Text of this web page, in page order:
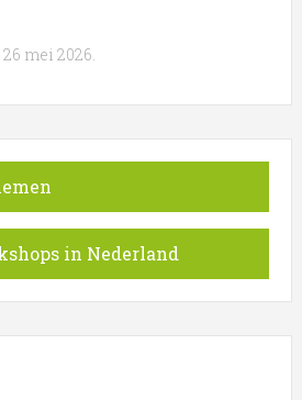
mei 2026.
in Nederland